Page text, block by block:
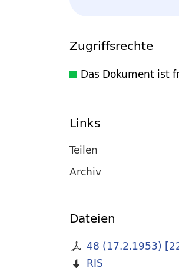
Zugriffsrechte
Das Dokument ist
Links
Teilen
Archiv
Dateien
48 (17.2.1953) [
RIS